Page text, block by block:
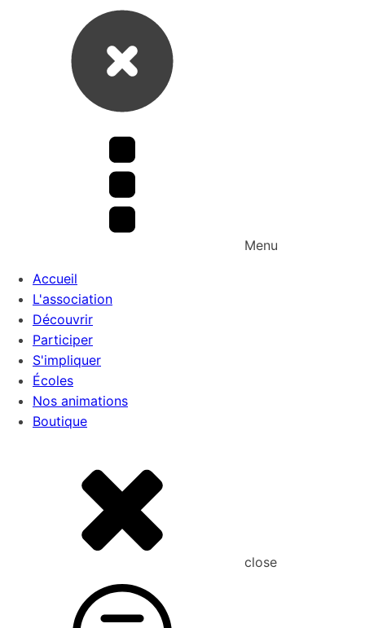
Menu
Accueil
L'association
Découvrir
Participer
S'impliquer
Écoles
Nos animations
Boutique
close